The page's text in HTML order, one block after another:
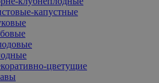
капустные
цветущие